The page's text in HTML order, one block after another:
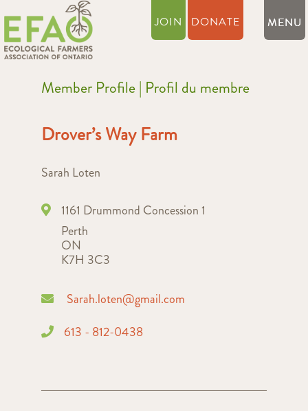
JOIN DONATE
Member Profile | Profil du membre
Drover’s Way Farm
Sarah Loten
1161 Drummond Concession 1
Perth
ON
K7H 3C3
Sarah.loten@gmail.com
613 - 812-0438